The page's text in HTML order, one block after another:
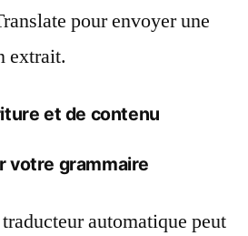
pour envoyer une
extrait.
et de contenu
votre grammaire
automatique peut